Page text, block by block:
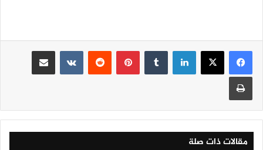
لينكدإن بينتيريست
مقالات ذات صلة